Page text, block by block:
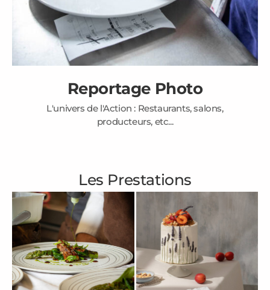
Reportage Photo
L'univers de l'Action : Restaurants, salons,
producteurs, etc...
Les Prestations